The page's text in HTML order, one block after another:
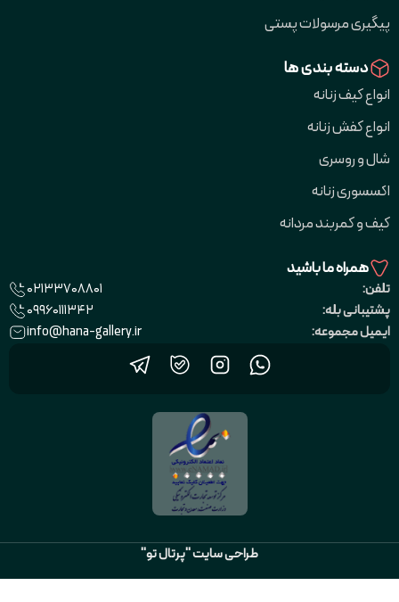
پیگیری مرسولات پستی
دسته بندی ها
انواع کیف زنانه
انواع کفش زنانه
شال و روسری
اکسسوری زنانه
کیف و کمربند مردانه
همراه ما باشید
تلفن:
02133708801
پشتیبانی بله:
09960111342
ایمیل مجموعه:
info@hana-gallery.ir
طراحی سایت "پرتال تو"